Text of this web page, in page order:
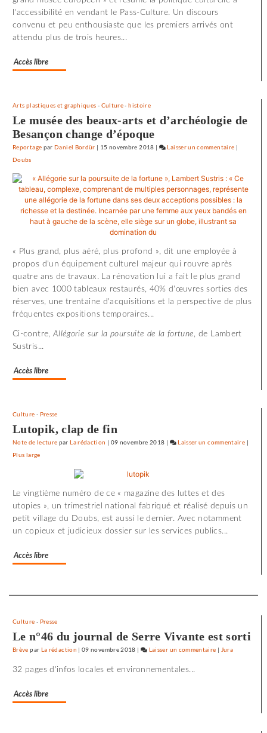
l'accessibilité en vendant le Pass-Culture. Un discours
convenu et peu enthousiaste que les premiers arrivés ont
attendu plus de trois heures...
Accès libre
Arts plastiques et graphiques - Culture-histoire
Le musée des beaux-arts et d’archéologie de
Besançon change d’époque
Reportage parDaniel Bordür | 15 novembre 2018 | Laisser un commentaire on
à
«
Utoya
|
Doubs
« Plus grand, plus aéré, plus profond », dit une employée à
propos d'un équipement culturel majeur qui rouvre après
quatre ans de travaux. La rénovation lui a fait le plus grand
bien avec 1000 tableaux restaurés, 40% d'œuvres sorties des
réserves, une trentaine d'acquisitions et la perspective de plus
fréquentes expositions temporaires...
Ci-contre, Allégorie sur la poursuite de la fortune, de Lambert
Sustris...
Accès libre
Culture - Presse
Lutopik, clap de fin
Note de lecture parLa rédaction | 09 novembre 2018 | Laisser un commentaire on
«
|
Plus large
Le vingtième numéro de ce « magazine des luttes et des
utopies », un trimestriel national fabriqué et réalisé depuis un
petit village du Doubs, est aussi le dernier. Avec notamment
un copieux et judicieux dossier sur les services publics...
Accès libre
Culture - Presse
Le n°46 du journal de Serre Vivante est sorti
Brève par La rédaction |09 novembre 2018 | Laisser un commentaire on
| Jura
32 pages d'infos locales et environnementales...
Accès libre